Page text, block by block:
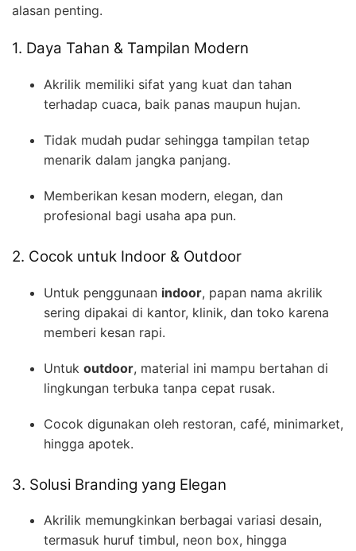
alasan penting.
1. Daya Tahan & Tampilan Modern
Akrilik memiliki sifat yang kuat dan tahan
terhadap cuaca, baik panas maupun hujan.
Tidak mudah pudar sehingga tampilan tetap
menarik dalam jangka panjang.
Memberikan kesan modern, elegan, dan
profesional bagi usaha apa pun.
2. Cocok untuk Indoor & Outdoor
Untuk penggunaan indoor, papan nama akrilik
sering dipakai di kantor, klinik, dan toko karena
memberi kesan rapi.
Untuk outdoor, material ini mampu bertahan di
lingkungan terbuka tanpa cepat rusak.
Cocok digunakan oleh restoran, café, minimarket,
hingga apotek.
3. Solusi Branding yang Elegan
Akrilik memungkinkan berbagai variasi desain,
termasuk huruf timbul, neon box, hingga